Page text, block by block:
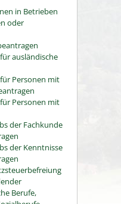
in Betrieben
oder
ausländische
Personen mit
Personen mit
der Fachkunde
der Kenntnisse
Berufe,